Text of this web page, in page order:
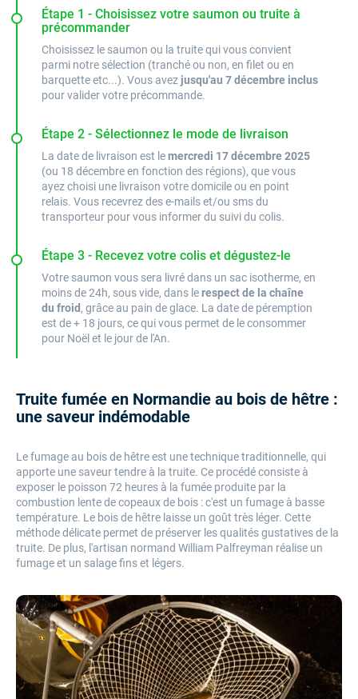
Étape 1 - Choisissez votre saumon ou truite à
précommander
Choisissez le saumon ou la truite qui vous convient
parmi notre sélection (tranché ou non, en filet ou en
barquette etc...). Vous avez jusqu'au 7 décembre inclus
pour valider votre précommande.
Étape 2 - Sélectionnez le mode de livraison
La date de livraison est lemercredi 17 décembre 2025
(ou 18 décembre en fonction des régions), que vous
ayez choisi une livraison votre domicile ou en point
relais. Vous recevrez des e-mails et/ou sms du
transporteur pour vous informer du suivi du colis.
Étape 3 - Recevez votre colis et dégustez-le
Votre saumon vous sera livré dans un sac isotherme, en
moins de 24h, sous vide, dans lerespect de la chaîne
du froid, grâce au pain de glace. La date de péremption
est de + 18 jours, ce qui vous permet de le consommer
pour Noël et le jour de l'An.
Truite fumée en Normandie au bois de hêtre :
une saveur indémodable
Le fumage au bois de hêtre est une technique traditionnelle, qui
apporte une saveur tendre à la truite. Ce procédé consiste à
exposer le poisson 72 heures à la fumée produite par la
combustion lente de copeaux de bois : c'est un fumage à basse
température. Le bois de hêtre laisse un goût très léger. Cette
méthode délicate permet de préserver les qualités gustatives de la
truite. De plus, l'artisan normand William Palfreyman réalise un
fumage et un salage fins et légers.